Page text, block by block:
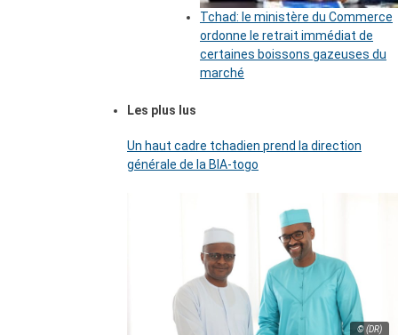
Tchad: le ministère du Commerce
ordonne le retrait immédiat de
certaines boissons gazeuses du
marché
Les plus lus
Un haut cadre tchadien prend la direction
générale de la BIA-togo
© (DR)